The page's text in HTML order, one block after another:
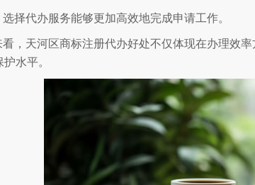
选择代办服务能够更加高效地完成申请工作。
看，天河区商标注册代办好处不仅体现在办理效
水平。